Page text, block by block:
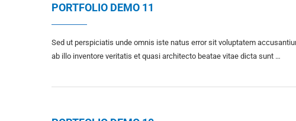
PORTFOLIO DEMO 11
Sed ut perspiciatis unde omnis iste natus error sit voluptatem
ab illo inventore veritatis et quasi architecto beatae vitae dicta sunt …